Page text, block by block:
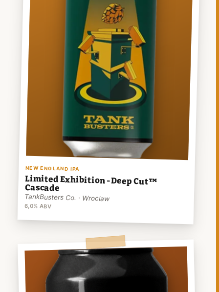
NEW ENGLAND IPA
Limited Exhibition - Deep Cut™
Cascade
TankBusters Co. · Wroclaw
6,0% ABV